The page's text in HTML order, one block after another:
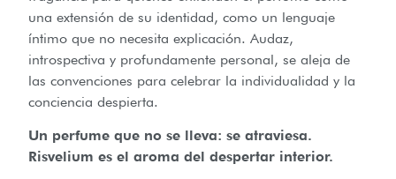
una extensión de su identidad, como un lenguaje
íntimo que no necesita explicación. Audaz,
introspectiva y profundamente personal, se aleja de
las convenciones para celebrar la individualidad y la
conciencia despierta.
Un perfume que no se lleva: se atraviesa.
Risvelium es el aroma del despertar interior.